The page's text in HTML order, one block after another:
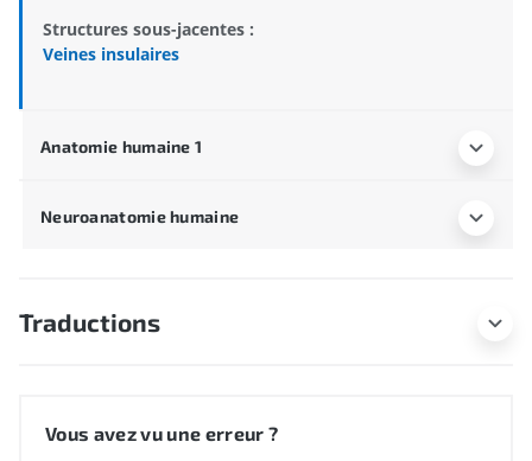
Structures sous-jacentes :
Veines insulaires
Anatomie humaine 1
Neuroanatomie humaine
Traductions
Vous avez vu une erreur ?